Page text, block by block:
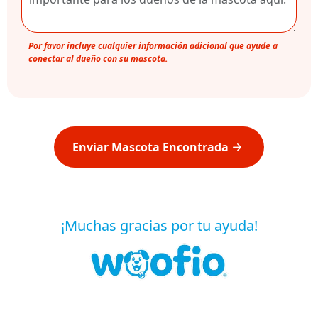
Por favor incluye cualquier información adicional que ayude a
conectar al dueño con su mascota.
Enviar Mascota Encontrada
¡Muchas gracias por tu ayuda!